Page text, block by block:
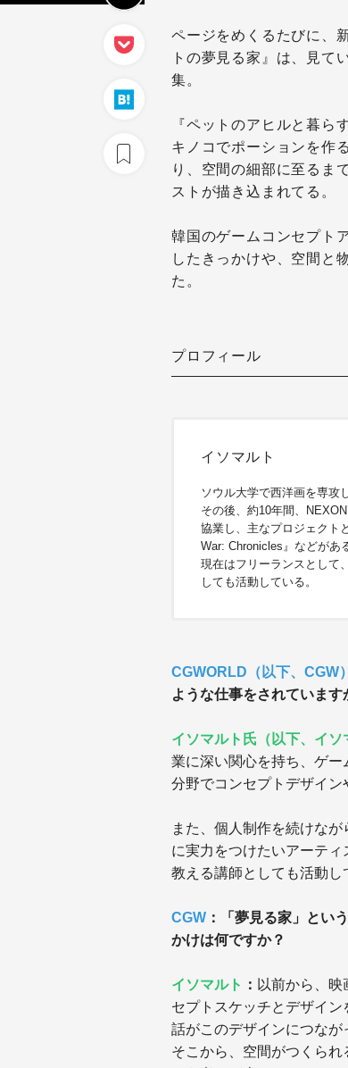
ページをめくるたびに、
トの夢見る家』は、見て
集。
『ペットのアヒルと暮
キノコでポーションを作
り、空間の細部に至るま
ストが描き込まれてる。
韓国のゲームコンセプト
したきっかけや、空間と
た。
プロフィール
イソマルト
ソウル大学で西洋画を専攻
その後、約10年間、
協業し、主なプロジェクト
War: Chronicles』などがあ
現在はフリーランスとして
しても活動している。
CGWORLD（以下、CGW）
ような仕事をされています
イソマルト氏（以下、イソ
業に深い関心を持ち、ゲ
分野でコンセプトデザイン
また、個人制作を続けな
に実力をつけたいアーテ
教える講師としても活動し
CGW ：「夢見る家」とい
かけは何ですか？
イソマルト ： 以前から、
セプトスケッチとデザイ
話がこのデザインにつなが
そこから、空間がつくら